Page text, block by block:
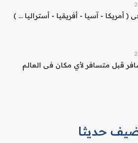
( أمريكا - آسيا - أفريقيا - أستراليا ... )
قبل متسافر لأي مكان فى العالم
حديثا